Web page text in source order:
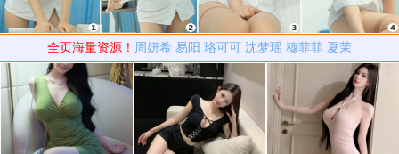
全页海量资源！ 周妍希 易阳 珞可可 沈梦瑶 穆菲菲 夏茉